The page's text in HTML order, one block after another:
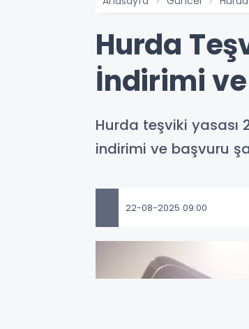
Hurda
İndirimi
Hurda teşviki yasası
indirimi ve başvuru
22-08-2025 09:00